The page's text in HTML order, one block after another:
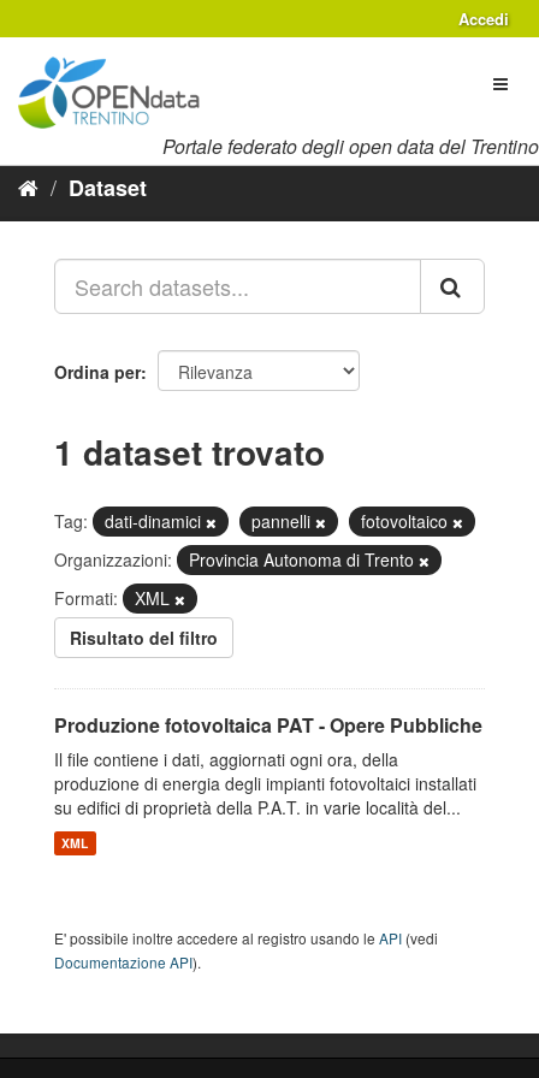
al
contenuto
Accedi
Portale federato degli open data del Trentino
Dataset
Ordina per
1 dataset trovato
Tag: dati-dinamici pannelli
fotovoltaico
Organizzazioni:
Provincia Autonoma di Trento
Formati:
XML
Risultato del filtro
Produzione fotovoltaica PAT - Opere Pubbliche
Il file contiene i dati, aggiornati ogni ora, della
produzione di energia degli impianti fotovoltaici installati
su edifici di proprietà della P.A.T. in varie località del...
XML
E' possibile inoltre accedere al registro usando le API (vedi
Documentazione API).